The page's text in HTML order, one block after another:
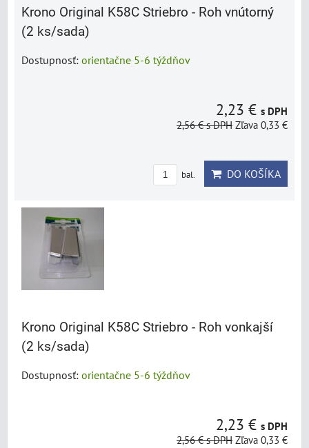
Krono Original K58C Striebro - Roh vnútorný
(2 ks/sada)
Dostupnosť: orientačne 5-6 týždňov
2,23 € s DPH
2,56 €s DPH Zľava 0,33 €
bal. DO KOŠÍKA
Krono Original K58C Striebro - Roh vonkajší
(2 ks/sada)
Dostupnosť: orientačne 5-6 týždňov
2,23 € s DPH
2,56 €s DPH Zľava 0,33 €